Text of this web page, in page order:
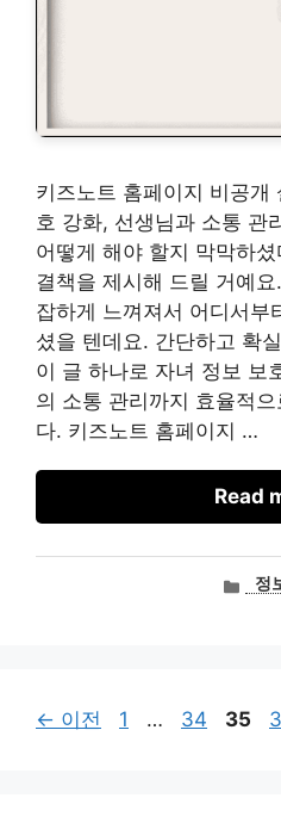
키즈노트 홈페이지 비공개
호 강화, 선생님과 소통 관
어떻게 해야 할지 막막하
결책을 제시해 드릴 거예
잡하게 느껴져서 어디서부
셨을 텐데요. 간단하고 확
이 글 하나로 자녀 정보 보
의 소통 관리까지 효율적
다. 키즈노트 홈페이지 …
Read
카정
← 이전
페
1 …
페
34
페
35